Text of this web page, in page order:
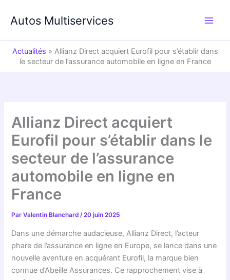
Autos Multiservices
Actualités » Allianz Direct acquiert Eurofil pour s’établir dans
le secteur de l’assurance automobile en ligne en France
Allianz Direct acquiert
Eurofil pour s’établir dans le
secteur de l’assurance
automobile en ligne en
France
ParValentin Blanchard/20 juin 2025
Dans une démarche audacieuse, Allianz Direct, l’acteur
phare de l’assurance en ligne en Europe, se lance dans une
nouvelle aventure en acquérant Eurofil, la marque bien
connue d’Abeille Assurances. Ce rapprochement vise à